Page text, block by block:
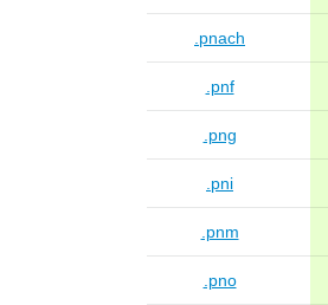
.pnach
.pnf
.png
.pni
.pnm
.pno